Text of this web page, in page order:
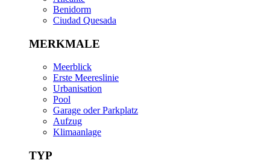
Benidorm
Ciudad Quesada
MERKMALE
Meerblick
Erste Meereslinie
Urbanisation
Pool
Garage oder Parkplatz
Aufzug
Klimaanlage
TYP